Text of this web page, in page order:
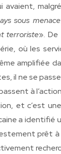
avaient,
sous menace
terroriste».
où les
amplifiée
il ne se
à
et c’est
a identifié